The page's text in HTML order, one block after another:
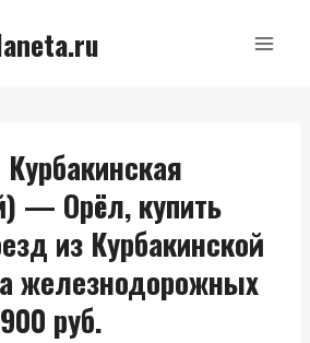
— Орёл, купить
из Курбакинской
железнодорожных
руб.